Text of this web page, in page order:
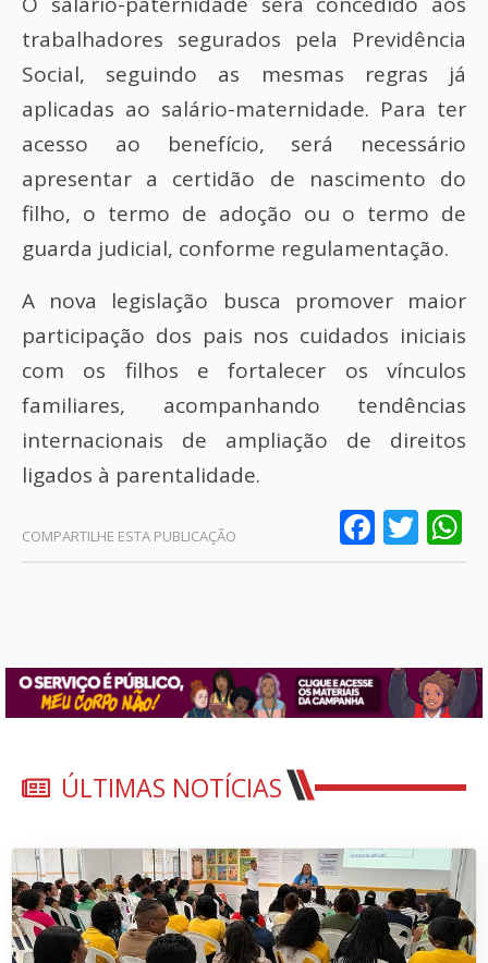
trabalhadores segurados pela Previdência
Social, seguindo as mesmas regras já
aplicadas ao salário-maternidade. Para ter
acesso ao benefício, será necessário
apresentar a certidão de nascimento do
filho, o termo de adoção ou o termo de
guarda judicial, conforme regulamentação.
A nova legislação busca promover maior
participação dos pais nos cuidados iniciais
com os filhos e fortalecer os vínculos
familiares, acompanhando tendências
internacionais de ampliação de direitos
ligados à parentalidade.
ÚLTIMAS NOTÍCIAS